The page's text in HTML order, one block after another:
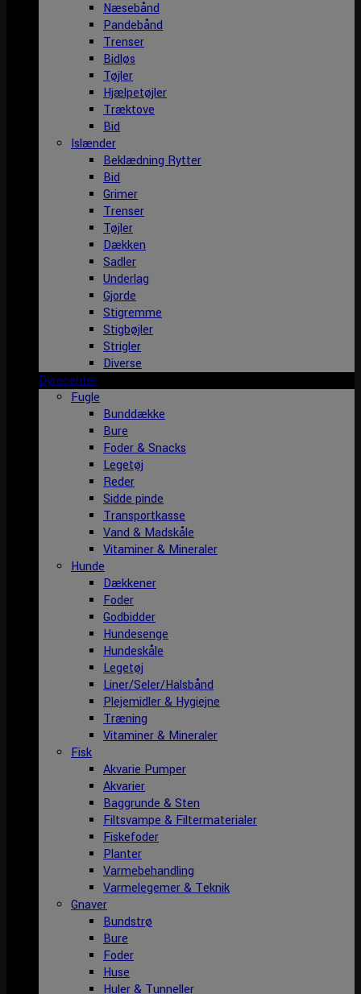
Næsebånd
Pandebånd
Trenser
Bidløs
Tøjler
Hjælpetøjler
Træktove
Bid
Islænder
Beklædning Rytter
Bid
Grimer
Trenser
Tøjler
Dækken
Sadler
Underlag
Gjorde
Stigremme
Stigbøjler
Strigler
Diverse
Dyrecenter
Fugle
Bunddække
Bure
Foder & Snacks
Legetøj
Reder
Sidde pinde
Transportkasse
Vand & Madskåle
Vitaminer & Mineraler
Hunde
Dækkener
Foder
Godbidder
Hundesenge
Hundeskåle
Legetøj
Liner/Seler/Halsbånd
Plejemidler & Hygiejne
Træning
Vitaminer & Mineraler
Fisk
Akvarie Pumper
Akvarier
Baggrunde & Sten
Filtsvampe & Filtermaterialer
Fiskefoder
Planter
Varmebehandling
Varmelegemer & Teknik
Gnaver
Bundstrø
Bure
Foder
Huse
Huler & Tunneller